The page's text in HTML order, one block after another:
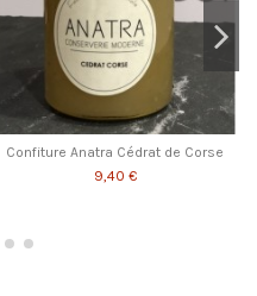
Confiture Anatra Cédrat de Corse
9,40 €